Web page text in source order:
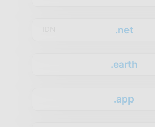
.net
.earth
.app